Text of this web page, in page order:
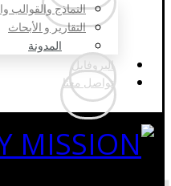
النماذج والقوالب
التقارير و الأبحاث
المدونة
البروفايل
تواصل معنا